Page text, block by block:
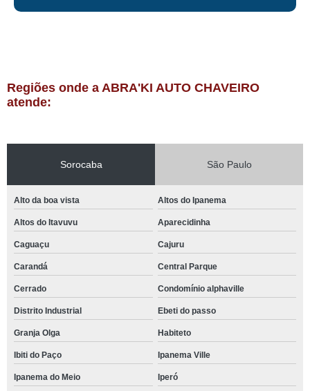
Regiões onde a ABRA'KI AUTO CHAVEIRO
atende:
Sorocaba São Paulo
Alto da boa vista Altos do Ipanema
Altos do Itavuvu Aparecidinha
Caguaçu Cajuru
Carandá Central Parque
Cerrado Condomínio alphaville
Distrito Industrial Ebeti do passo
Granja Olga Habiteto
Ibiti do Paço Ipanema Ville
Ipanema do Meio Iperó